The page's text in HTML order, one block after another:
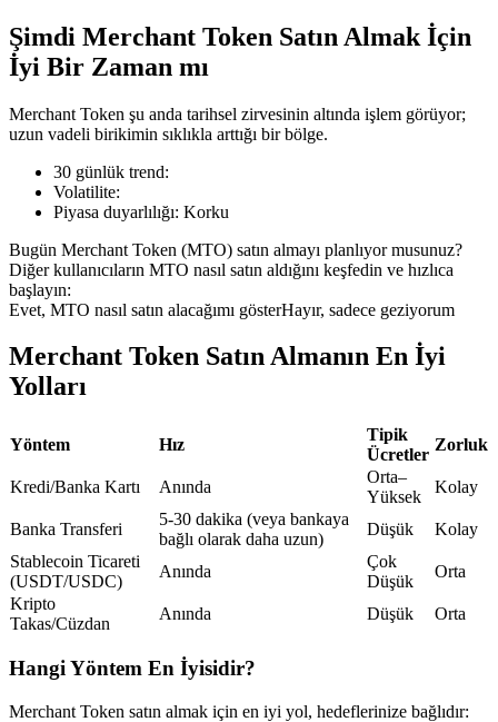
Hisse senetleri, döviz, değerli metaller ve emtia türevleri
USDC Vadeli İşlemleri
USDC'yi teminat olarak kullanan vadeli işlemler
En iyi traderlarla güçlerinizi birleştirin
Şimdi Merchant Token Satın Almak İçin
İyi Bir Zaman mı
Merchant Token şu anda tarihsel zirvesinin altında işlem görüyor;
uzun vadeli birikimin sıklıkla arttığı bir bölge.
30 günlük trend:
Volatilite:
Piyasa duyarlılığı: Korku
Bugün Merchant Token (MTO) satın almayı planlıyor musunuz?
Diğer kullanıcıların MTO nasıl satın aldığını keşfedin ve hızlıca
başlayın:
Evet, MTO nasıl satın alacağımı gösterHayır, sadece geziyorum
Merchant Token Satın Almanın En İyi
Yolları
Yöntem Hız
Tipik
Ücretler
Zorluk
Kredi/Banka Kartı Anında
Orta–
Yüksek
Kolay
Banka Transferi
5-30 dakika (veya bankaya
bağlı olarak daha uzun)
Düşük
Kolay
Stablecoin Ticareti
(USDT/USDC)
Anında
Çok
Düşük
Orta
Kripto
Takas/Cüzdan
Anında Düşük Orta
Hangi Yöntem En İyisidir?
Merchant Token satın almak için en iyi yol, hedeflerinize bağlıdır: